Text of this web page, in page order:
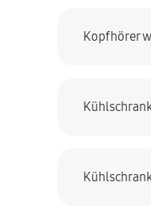
Kopfhörer